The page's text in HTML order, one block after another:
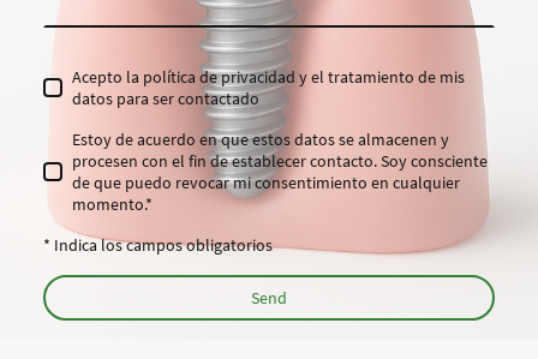
Acepto la política de privacidad y el tratamiento de mis
datos para ser contactado
Estoy de acuerdo en que estos datos se almacenen y
procesen con el fin de establecer contacto. Soy consciente
de que puedo revocar mi consentimiento en cualquier
momento.*
* Indica los campos obligatorios
Send